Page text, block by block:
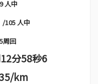
人中
/105 人中
周回
分58秒6
km